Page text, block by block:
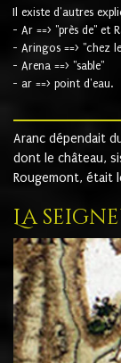
Il existe d'autres
- Ar ==> "près de" et
- Aringos ==> "chez
- Arena ==> "sable"
- ar ==> point d'eau.
Aranc dépendait
dont le château,
Rougemont, était
La